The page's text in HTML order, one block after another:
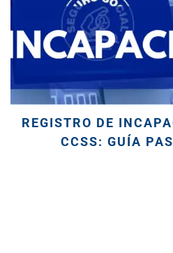
REGISTRO DE
CCSS: GUÍA